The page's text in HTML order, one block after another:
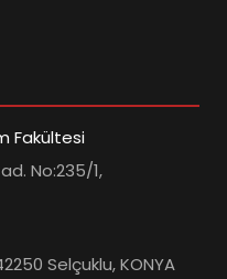
Fakültesi
No:235/1,
Selçuklu, KONYA